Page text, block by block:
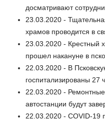
досматривают
23.03.2020 -
храмов проводится в
23.03.2020 - Крестный
прошел накануне в
22.03.2020 - В
госпитализированы 27
22.03.2020 -
автостанции будут
22.03.2020 - COVID-19